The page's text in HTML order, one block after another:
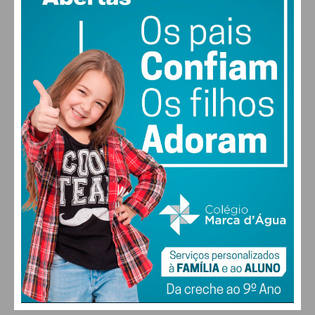
de forma regular a informação atualizada.
Eu li e concordo com ostermos e
condições
vento: 1m/s E
MAX 17 • MIN 17
28°
SÁB
27
DOM
28°
SEG TER
FARMACIAS DE SERVIÇO EM PAÇOS DE
FERREIRA